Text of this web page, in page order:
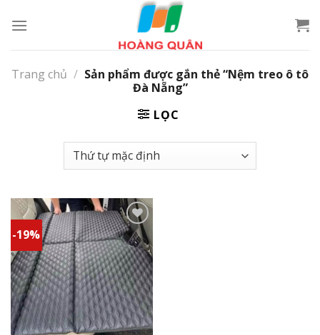
Trang chủ / Sản phẩm được gắn thẻ “Nệm treo ô tô
Đà Nẵng”
LỌC
-19%
Add to
wishlist